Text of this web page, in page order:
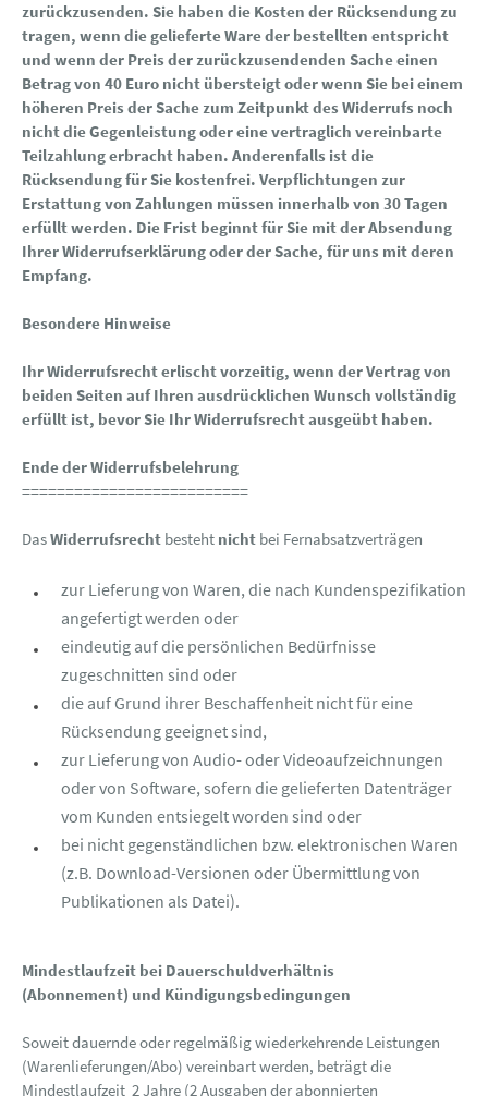
zurückzusenden. Sie haben die Kosten der Rücksendung zu
tragen, wenn die gelieferte Ware der bestellten entspricht
und wenn der Preis der zurückzusendenden Sache einen
Betrag von 40 Euro nicht übersteigt oder wenn Sie bei einem
höheren Preis der Sache zum Zeitpunkt des Widerrufs noch
nicht die Gegenleistung oder eine vertraglich vereinbarte
Teilzahlung erbracht haben. Anderenfalls ist die
Rücksendung für Sie kostenfrei. Verpflichtungen zur
Erstattung von Zahlungen müssen innerhalb von 30 Tagen
erfüllt werden. Die Frist beginnt für Sie mit der Absendung
Ihrer Widerrufserklärung oder der Sache, für uns mit deren
Empfang.
Besondere Hinweise
Ihr Widerrufsrecht erlischt vorzeitig, wenn der Vertrag von
beiden Seiten auf Ihren ausdrücklichen Wunsch vollständig
erfüllt ist, bevor Sie Ihr Widerrufsrecht ausgeübt haben.
Ende der Widerrufsbelehrung
==========================
DasWiderrufsrecht besteht nicht bei Fernabsatzverträgen
zur Lieferung von Waren, die nach Kundenspezifikation
angefertigt werden oder
eindeutig auf die persönlichen Bedürfnisse
zugeschnitten sind oder
die auf Grund ihrer Beschaffenheit nicht für eine
Rücksendung geeignet sind,
zur Lieferung von Audio- oder Videoaufzeichnungen
oder von Software, sofern die gelieferten Datenträger
vom Kunden entsiegelt worden sind oder
bei nicht gegenständlichen bzw. elektronischen Waren
(z.B. Download-Versionen oder Übermittlung von
Publikationen als Datei).
Mindestlaufzeit bei Dauerschuldverhältnis
(Abonnement) und Kündigungsbedingungen
Soweit dauernde oder regelmäßig wiederkehrende Leistungen
(Warenlieferungen/Abo) vereinbart werden, beträgt die
Mindestlaufzeit 2 Jahre (2 Ausgaben der abonnierten